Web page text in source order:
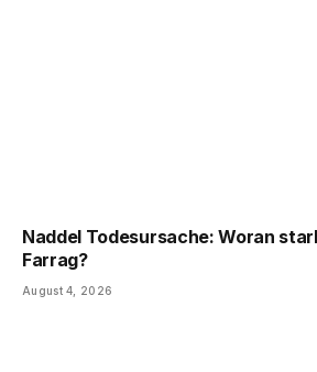
Naddel Todesursache: Woran
Farrag?
August 4, 2026